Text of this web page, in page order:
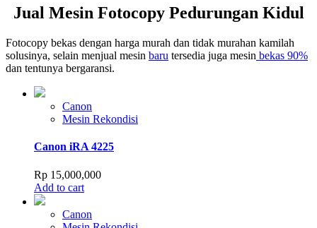
Jual Mesin Fotocopy Pedurungan Kidul
Fotocopy bekas dengan harga murah dan tidak murahan kamilah
solusinya, selain menjual mesin baru tersedia juga mesin bekas 90%
dan tentunya bergaransi.
Canon
Mesin Rekondisi
Canon iRA 4225
Rp 15,000,000
Add to cart
Canon